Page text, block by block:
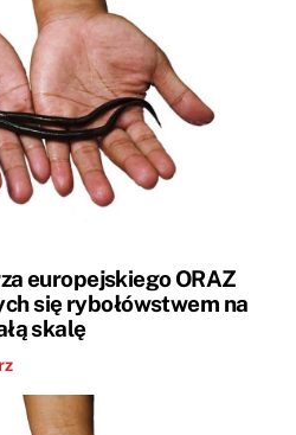
europejskiego ORAZ
się rybołówstwem na
skalę